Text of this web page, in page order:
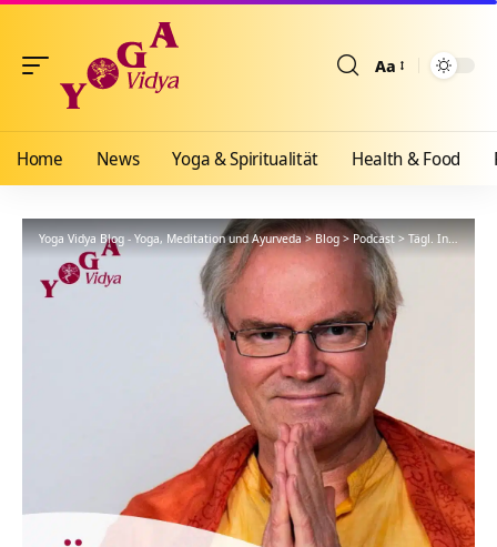
Aa
Home News Yoga & Spiritualität Health & Food
Yoga Vidya Blog - Yoga, Meditation und Ayurveda>Blog>Podcast>Tägl. Inspiration